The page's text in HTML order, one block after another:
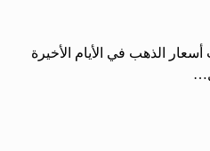
الذهب في الأيام الأخيرة